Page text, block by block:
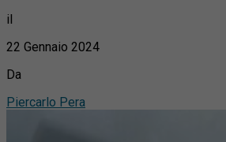
il
22 Gennaio 2024
Da
Piercarlo Pera